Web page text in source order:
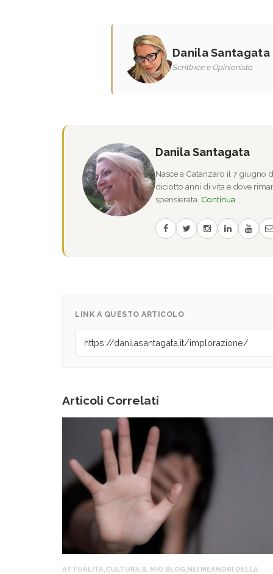
Danila Santagata
Scrittrice e Opinionista
Danila Santagata
Nasce a Catanzaro il 7 giugno
diciotto anni di vita e dove
spensierata. Continua...
LINK A QUESTO ARTICOLO
Articoli Correlati
ATTUALITÀ CULTURA IL MIO BLOG NEI MEANDRI DELLA